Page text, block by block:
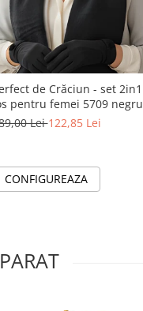
de Crăciun - set 2in1
foarte gros pentru femei 5709 negru
Lei122,85 Lei
CONFIGUREAZA